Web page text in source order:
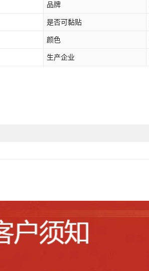
品牌
是否可黏贴
颜色
生产企业